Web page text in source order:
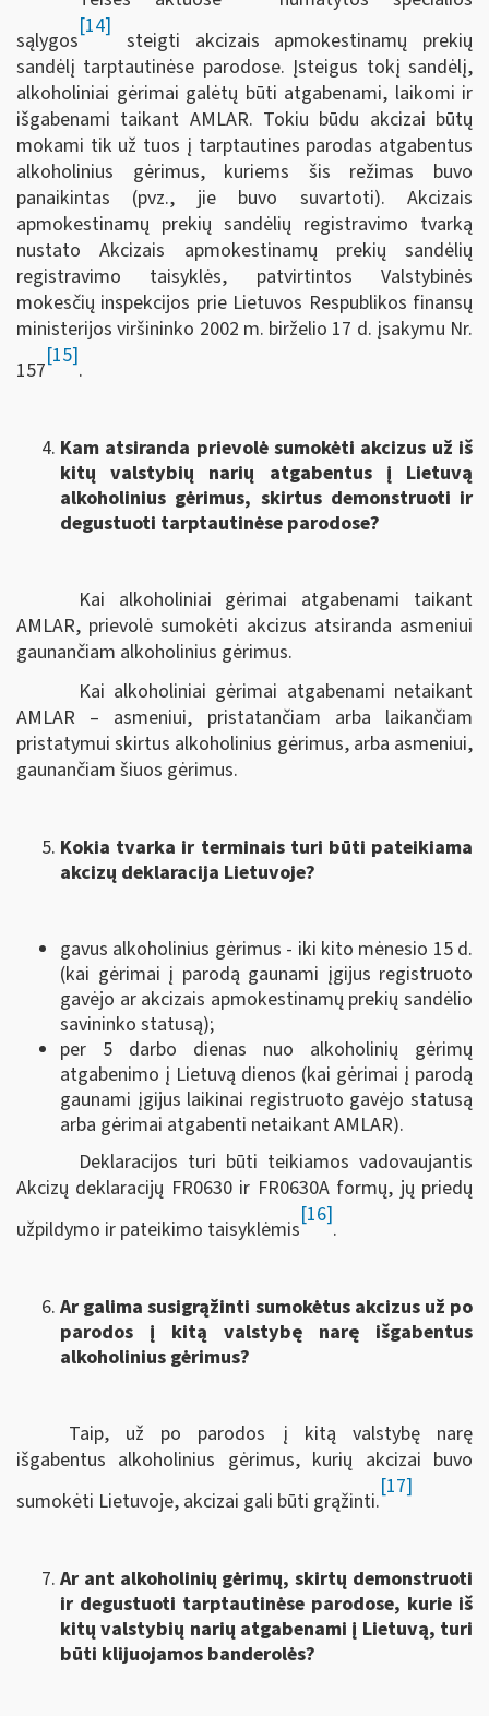
sąlygos
[14]
steigti akcizais apmokestinamų prekių
sandėlį tarptautinėse parodose. Įsteigus tokį sandėlį,
alkoholiniai gėrimai galėtų būti atgabenami, laikomi ir
išgabenami taikant AMLAR. Tokiu būdu akcizai būtų
mokami tik už tuos į tarptautines parodas atgabentus
alkoholinius gėrimus, kuriems šis režimas buvo
panaikintas (pvz., jie buvo suvartoti). Akcizais
apmokestinamų prekių sandėlių registravimo tvarką
nustato Akcizais apmokestinamų prekių sandėlių
registravimo taisyklės, patvirtintos Valstybinės
mokesčių inspekcijos prie Lietuvos Respublikos finansų
ministerijos viršininko 2002 m. birželio 17 d. įsakymu Nr.
157
[15]
.
Kam atsiranda prievolė sumokėti akcizus už iš
kitų valstybių narių atgabentus į Lietuvą
alkoholinius gėrimus, skirtus demonstruoti ir
degustuoti tarptautinėse parodose?
Kai alkoholiniai gėrimai atgabenami taikant
AMLAR, prievolė sumokėti akcizus atsiranda asmeniui
gaunančiam alkoholinius gėrimus.
Kai alkoholiniai gėrimai atgabenami netaikant
AMLAR – asmeniui, pristatančiam arba laikančiam
pristatymui skirtus alkoholinius gėrimus, arba asmeniui,
gaunančiam šiuos gėrimus.
Kokia tvarka ir terminais turi būti pateikiama
akcizų deklaracija Lietuvoje?
gavus alkoholinius gėrimus - iki kito mėnesio 15 d.
(kai gėrimai į parodą gaunami įgijus registruoto
gavėjo ar akcizais apmokestinamų prekių sandėlio
savininko statusą);
per 5 darbo dienas nuo alkoholinių gėrimų
atgabenimo į Lietuvą dienos (kai gėrimai į parodą
gaunami įgijus laikinai registruoto gavėjo statusą
arba gėrimai atgabenti netaikant AMLAR).
Deklaracijos turi būti teikiamos vadovaujantis
Akcizų deklaracijų FR0630 ir FR0630A formų, jų priedų
užpildymo ir pateikimo taisyklėmis
[16]
.
Ar galima susigrąžinti sumokėtus akcizus už po
parodos į kitą valstybę narę išgabentus
alkoholinius gėrimus?
Taip, už po parodos į kitą valstybę narę
išgabentus alkoholinius gėrimus, kurių akcizai buvo
sumokėti Lietuvoje, akcizai gali būti grąžinti.
[17]
Ar ant alkoholinių gėrimų, skirtų demonstruoti
ir degustuoti tarptautinėse parodose, kurie iš
kitų valstybių narių atgabenami į Lietuvą, turi
būti klijuojamos banderolės?